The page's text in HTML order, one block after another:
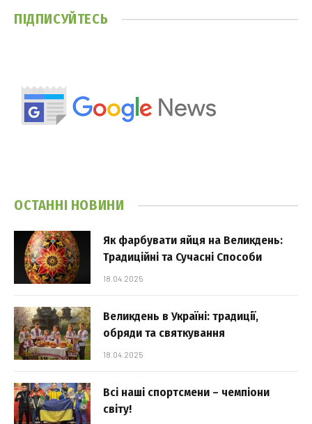
ПІДПИСУЙТЕСЬ
ОСТАННІ НОВИНИ
Як фарбувати яйця на Великдень:
Традиційні та Сучасні Способи
18.04.2025
Великдень в Україні: традиції,
обряди та святкування
18.04.2025
Всі наші спортсмени – чемпіони
світу!